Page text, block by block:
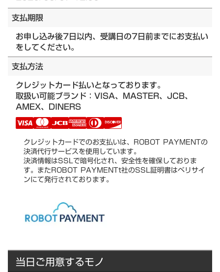
支払期限
お申し込み後7日以内、受講日の7日前までにお支払い
をしてください。
支払方法
クレジットカード払いとなっております。
取扱い可能ブランド：VISA、MASTER、JCB、
AMEX、DINERS
クレジットカードでのお支払いは、ROBOT PAYMENTの
決済代行サービスを使用しています。
決済情報はSSLで暗号化され、安全性を確保しておりま
す。またROBOT PAYMENTt社のSSL証明書はベリサイ
ンにて発行されております。
当日ご用意するモノ